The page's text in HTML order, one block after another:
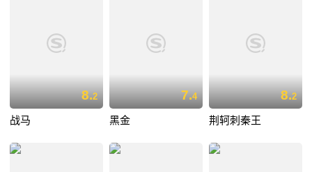
8.2
战马
7.4
黑金
8.2
荆轲刺秦王